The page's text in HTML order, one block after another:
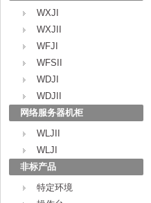
WXJI
WXJII
WFJI
WFSII
WDJI
WDJII
网络服务器机柜
WLJII
WLJI
非标产品
特定环境